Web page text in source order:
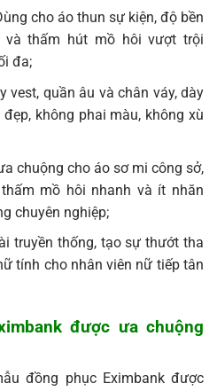
cho áo thun sự kiện, độ bền
và thấm hút mồ hôi vượt trội
đa;
vest, quần âu và chân váy, dày
không phai màu, không xù
chuộng cho áo sơ mi công sở,
mồ hôi nhanh và ít nhăn
chuyên nghiệp;
truyền thống, tạo sự thướt tha
tính cho nhân viên nữ tiếp tân
được ưa chuộng
đồng phục Eximbank được